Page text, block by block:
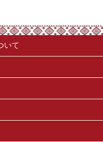
いて